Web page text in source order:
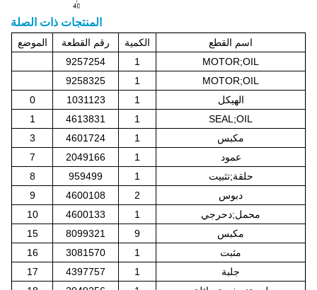
المنتجات ذات الصلة
الموضع رقم القطعة الكمية
اسم القطع
9257254
1
MOTOR;OIL
9258325
1
MOTOR;OIL
0
1031123 1
الهيكل
1
4613831 1
SEAL;OIL
3
4601724 1
مكبس
7
2049166 1
عمود
8
959499 1
حلقة;تثبيت
9
4600108 2
دبوس
10
4600133 1
محمل;دحرجي
15
8099321 9
مكبس
16
3081570 1
مثبت
17
4397757 1
جلبة